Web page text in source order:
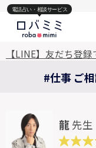
電話占い・相談サービス
【LINE】友だち登
#仕事 ご
龍 先生